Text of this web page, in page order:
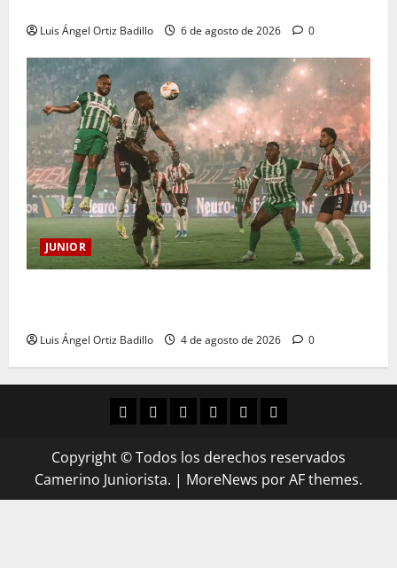
Luis Ángel Ortiz Badillo 6 de agosto de 2026 0
JUNIOR
Luis Ángel Ortiz Badillo 4 de agosto de 2026 0
Copyright © Todos los derechos reservados
Camerino Juniorista. | MoreNews por AF themes.